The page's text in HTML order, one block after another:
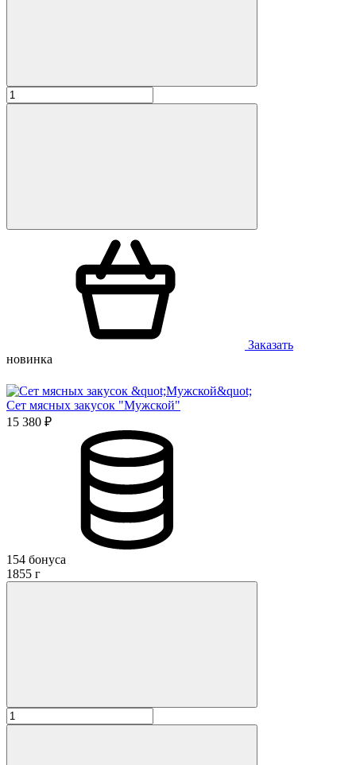
Заказать
новинка
Сет мясных закусок "Мужской"
15 380 ₽
154 бонуса
1855 г